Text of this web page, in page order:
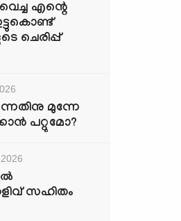
എന്റെ
ചെരിപ്പ്
മുന്നേ
പറ്റുമോ?
സഹിതം